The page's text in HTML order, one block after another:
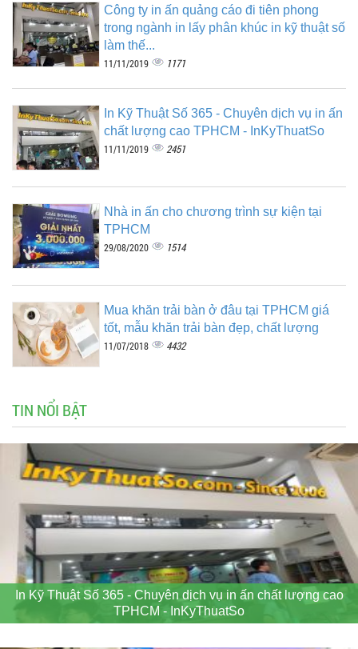
Công ty in ấn quảng cáo đi tiên phong
trong ngành in lấy phân khúc in kỹ thuật số
làm thế...
11/11/2019 1171
In Kỹ Thuật Số 365 - Chuyên dịch vụ in ấn
chất lượng cao TPHCM - InKyThuatSo
11/11/2019 2451
Nhà in ấn cho chương trình sự kiện tại
TPHCM
29/08/2020 1514
Mua khăn trải bàn ở đâu tại TPHCM giá
tốt, mẫu khăn trải bàn đẹp, chất lượng
11/07/2018 4432
TIN NỔI BẬT
In Kỹ Thuật Số 365 - Chuyên dịch vụ in ấn chất lượng cao
TPHCM - InKyThuatSo